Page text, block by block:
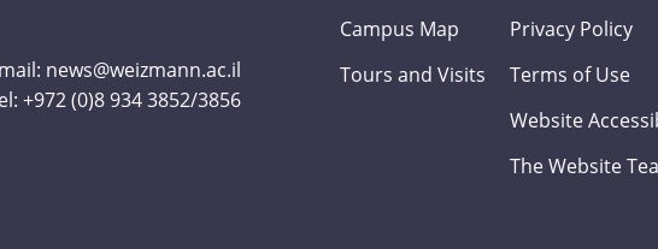
news@weizmann.ac.il
+972 (0)8 934 3852/3856
Campus Map
Tours and Visits
Privacy Policy
Terms of Use
Website
The Website